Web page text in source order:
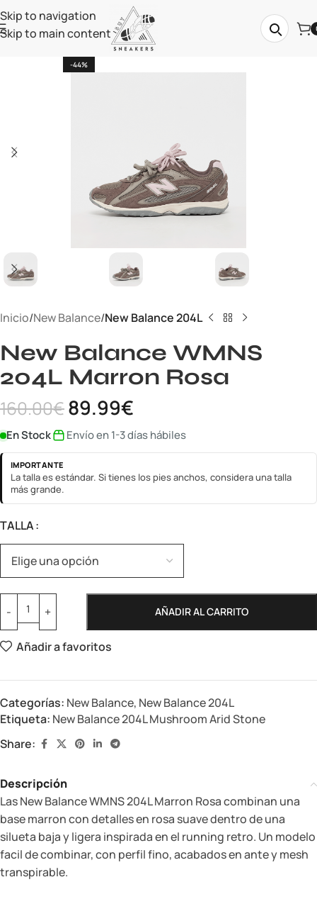
Skip to navigation
Skip to main content
-44%
Inicio New Balance New Balance 204L
New Balance WMNS
204L Marron Rosa
160.00€89.99€
En Stock Envío en 1-3 días hábiles
IMPORTANTE
La talla es estándar. Si tienes los pies anchos, considera una talla
más grande.
TALLA
AÑADIR AL CARRITO
Añadir a favoritos
Categorías: New Balance, New Balance 204L
Etiqueta: New Balance 204L Mushroom Arid Stone
Share:
Descripción
Las New Balance WMNS 204L Marron Rosa combinan una
base marron con detalles en rosa suave dentro de una
silueta baja y ligera inspirada en el running retro. Un modelo
facil de combinar, con perfil fino, acabados en ante y mesh
transpirable.